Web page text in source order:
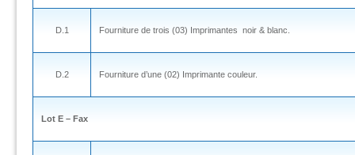
D.1 Fourniture de trois (03) Imprimantes noir & blanc.
D.2 Fourniture d’une (02) Imprimante couleur.
Lot E – Fax